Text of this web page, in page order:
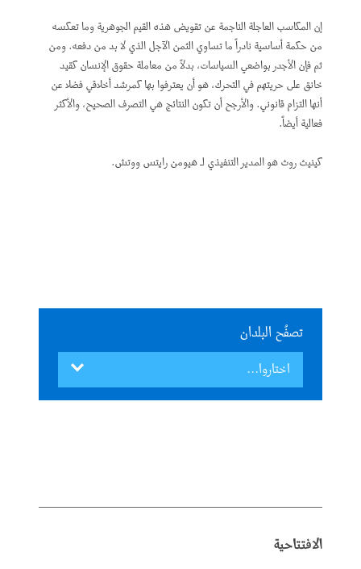
الافتتاحية
إن المكاسب العاجلة الناجمة عن تقويض هذه القيم الجوهرية وما تعكسه
من حكمة أساسية نادراً ما تساوي الثمن الآجل الذي لا بد من دفعه. ومن
ثم فإن الأجدر بواضعي السياسات، بدلاً من معاملة حقوق الإنسان كقيد
خانق على حريتهم في التحرك، هو أن يعترفوا بها كمرشد أخلاقي فضلا عن
أنها التزام قانوني. والأرجح أن تكون النتائج هي التصرف الصحيح، والأكثر
فعالية أيضاً.
كينيث روث هو المدير التنفيذي لـ هيومن رايتس ووتش.
تصفُح البلدان